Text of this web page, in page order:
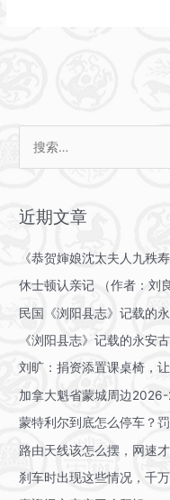
武
大
近期文章
《恭贺婶娘沈太夫人九秩寿
休士顿认亲记 （作者：刘
民国《浏阳县志》记载的
《浏阳县志》记载的永安
刘旷：捐资添置课桌椅，
加拿大魁省蒙城周边
蒙特利尔到底怎么停车？
路由天线该怎么摆，网速
刹车时出现这些情况，千万